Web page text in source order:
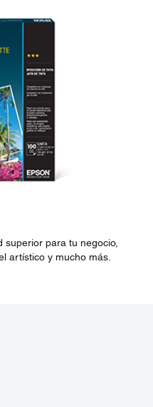
superior para tu negocio,
artístico y mucho más.